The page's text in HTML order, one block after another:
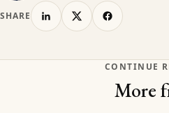
SHARE
CONTINUE
More